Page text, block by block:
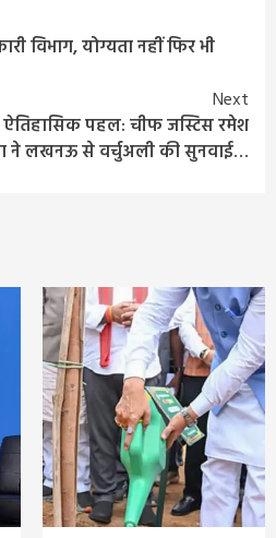
विभाग, योग्यता नहीं फिर भी
Next
ऐतिहासिक पहल: चीफ जस्टिस रमेश
ने लखनऊ से वर्चुअली की सुनवाई…